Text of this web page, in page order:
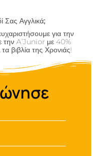
Σας Αγγλικά;
για την
την A’Junior με 40%
βιβλία της Χρονιάς!